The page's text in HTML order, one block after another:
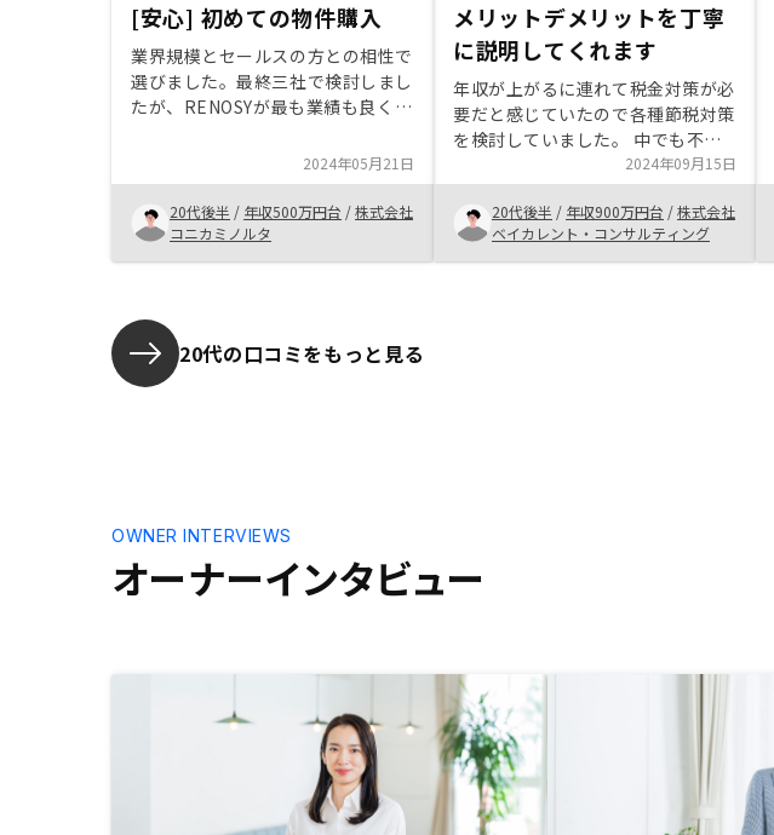
[安心] 初めての物件購入
業界規模とセールスの方との相性で
選びました。最終三社で検討しまし
たが、RENOSYが最も業績も良く、
きのことも考えると、業界最大手企
業で始めたいと思い、RENOCYでの
不動産投資を始めることにしまし
た。
2024年05月21日
20代後半 / 年収500万円台 /株式会社
コニカミノルタ
メリットデメリットを丁寧
に説明してくれます
年収が上がるに連れて税金対策が必
要だと感じていたので各種節税対策
を検討していました。 中でも不動
産については、物件によっては節税
効果が高いと考えていたので不動産
投資を検討し始めました。リノシー
に決めた理由としてはアプリ上で一
括して管理できるところ、スピーデ
2024年09月15日
20代後半 / 年収900万円台 /株式会社
ベイカレント・コンサルティング
20代の口コミをもっと見る
オーナーインタビュー
OWNER INTERVIEWS